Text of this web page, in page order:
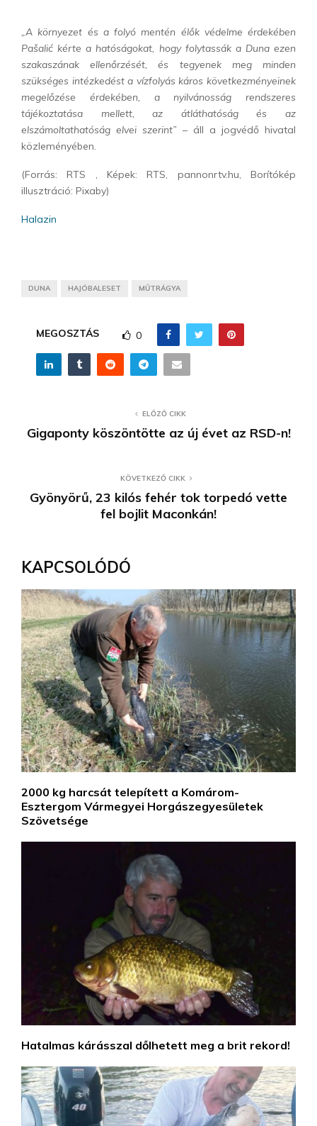
„A környezet és a folyó mentén élők védelme érdekében
Pašalić kérte a hatóságokat, hogy folytassák a Duna ezen
szakaszának ellenőrzését, és tegyenek meg minden
szükséges intézkedést a vízfolyás káros következményeinek
megelőzése érdekében, a nyilvánosság rendszeres
tájékoztatása mellett, az átláthatóság és az
elszámoltathatóság elvei szerint” – áll a jogvédő hivatal
közleményében.
(Forrás: RTS , Képek: RTS, pannonrtv.hu, Borítókép
illusztráció: Pixaby)
Halazin
DUNA HAJÓBALESET MŰTRÁGYA
MEGOSZTÁS 0
ELŐZŐ CIKK
Gigaponty köszöntötte az új évet az RSD-n!
KÖVETKEZŐ CIKK
Gyönyörű, 23 kilós fehér tok torpedó vette
fel bojlit Maconkán!
KAPCSOLÓDÓ
2000 kg harcsát telepített a Komárom-
Esztergom Vármegyei Horgászegyesületek
Szövetsége
Hatalmas kárásszal dőlhetett meg a brit rekord!